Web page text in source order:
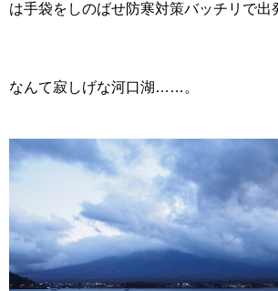
は手袋をしのばせ防寒対策バッチリで出
なんて寂しげな河口湖……。